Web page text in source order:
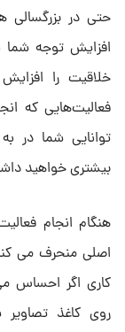
حتی در بزرگسالی
افزایش توجه شما
خلاقیت را
فعالیت‌هایی که
توانایی شما در
بیشتری خواهید
هنگام انجام
اصلی منحرف می
کاری اگر احساس
روی کاغذ